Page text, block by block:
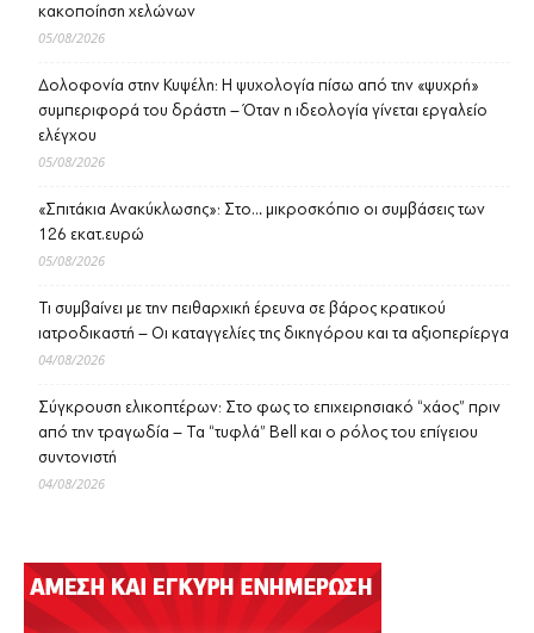
κακοποίηση χελώνων
05/08/2026
Δολοφονία στην Κυψέλη: Η ψυχολογία πίσω από την «ψυχρή»
συμπεριφορά του δράστη – Όταν η ιδεολογία γίνεται εργαλείο
ελέγχου
05/08/2026
«Σπιτάκια Ανακύκλωσης»: Στο… μικροσκόπιο οι συμβάσεις των
126 εκατ.ευρώ
05/08/2026
Τι συμβαίνει με την πειθαρχική έρευνα σε βάρος κρατικού
ιατροδικαστή – Οι καταγγελίες της δικηγόρου και τα αξιοπερίεργα
04/08/2026
Σύγκρουση ελικοπτέρων: Στο φως το επιχειρησιακό “χάος” πριν
από την τραγωδία – Τα “τυφλά” Bell και ο ρόλος του επίγειου
συντονιστή
04/08/2026